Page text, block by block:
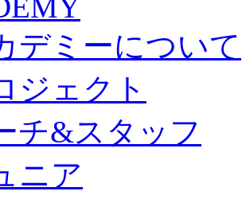
デミーについて
ジェクト
チ&スタッフ
ニア